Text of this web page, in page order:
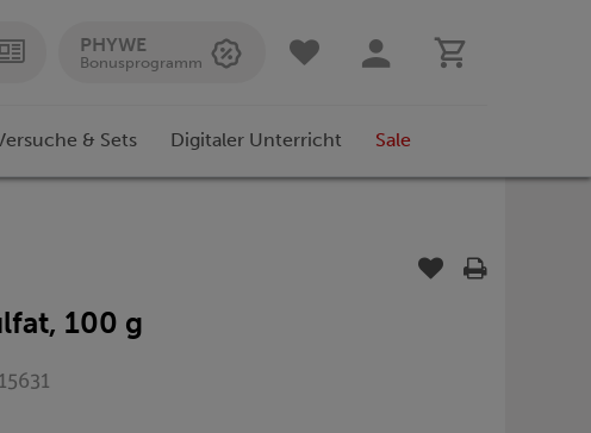
PHYWE
Bonusprogramm
& Sets Digitaler Unterricht Sale
100 g